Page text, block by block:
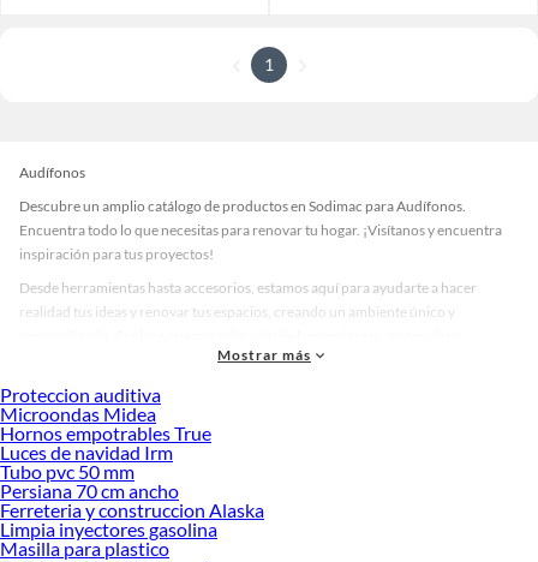
1
Audífonos
Descubre un amplio catálogo de productos en Sodimac para Audífonos.
Encuentra todo lo que necesitas para renovar tu hogar. ¡Visítanos y encuentra
inspiración para tus proyectos!
Desde herramientas hasta accesorios, estamos aquí para ayudarte a hacer
realidad tus ideas y renovar tus espacios, creando un ambiente único y
accesorios de calidad que te ayudarán a crear un espacio más tú.
Desde remodelaciones hasta proyectos de decoración, estamos aquí para hacer
tus ideas realidad. ¡Visítanos y encuentra todo lo que tenemos para ofrecerte en
Audífonos!
Explora la variedad de productos de Audífonos en Sodimac
Herramientas, materiales y accesorios de calidad para tus proyectos y
renovación de espacios. ¡Visítanos y descubre todo lo que tenemos para
ofrecerte!
Mostrar más
Proteccion auditiva
Microondas Midea
Hornos empotrables True
Luces de navidad Irm
Tubo pvc 50 mm
Persiana 70 cm ancho
Ferreteria y construccion Alaska
Limpia inyectores gasolina
Masilla para plastico